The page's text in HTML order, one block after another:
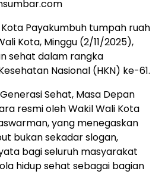
Payakumbuh tumpah ruah
Kota, Minggu (2/11/2025),
sehat dalam rangka
Nasional (HKN) ke-61.
Sehat, Masa Depan
resmi oleh Wakil Wali Kota
yang menegaskan
bukan sekadar slogan,
bagi seluruh masyarakat
hidup sehat sebagai bagian